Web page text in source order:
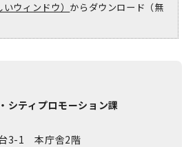
ウィンドウ） からダウンロード（無
ティプロモーション課
3-1 本庁舎2階